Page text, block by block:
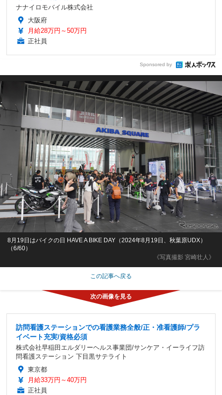
ナナイロモバイル株式会社
大阪府
月給28万円～50万円
正社員
Sponsored by
《写真撮影 宮崎壮人》
8月19日はバイクの日 HAVE A BIKE DAY（2024年8月19日、秋葉原UDX）
（6/60）
この記事へ戻る
訪問看護ステーションでの看護業務全般/正・准看護師/プラ
イベート充実/資格必須
株式会社早稲田エルダリーヘルス事業団/サンケア・イーライフ訪
問看護ステーション 下目黒サテライト
東京都
月給33万円～40万円
正社員